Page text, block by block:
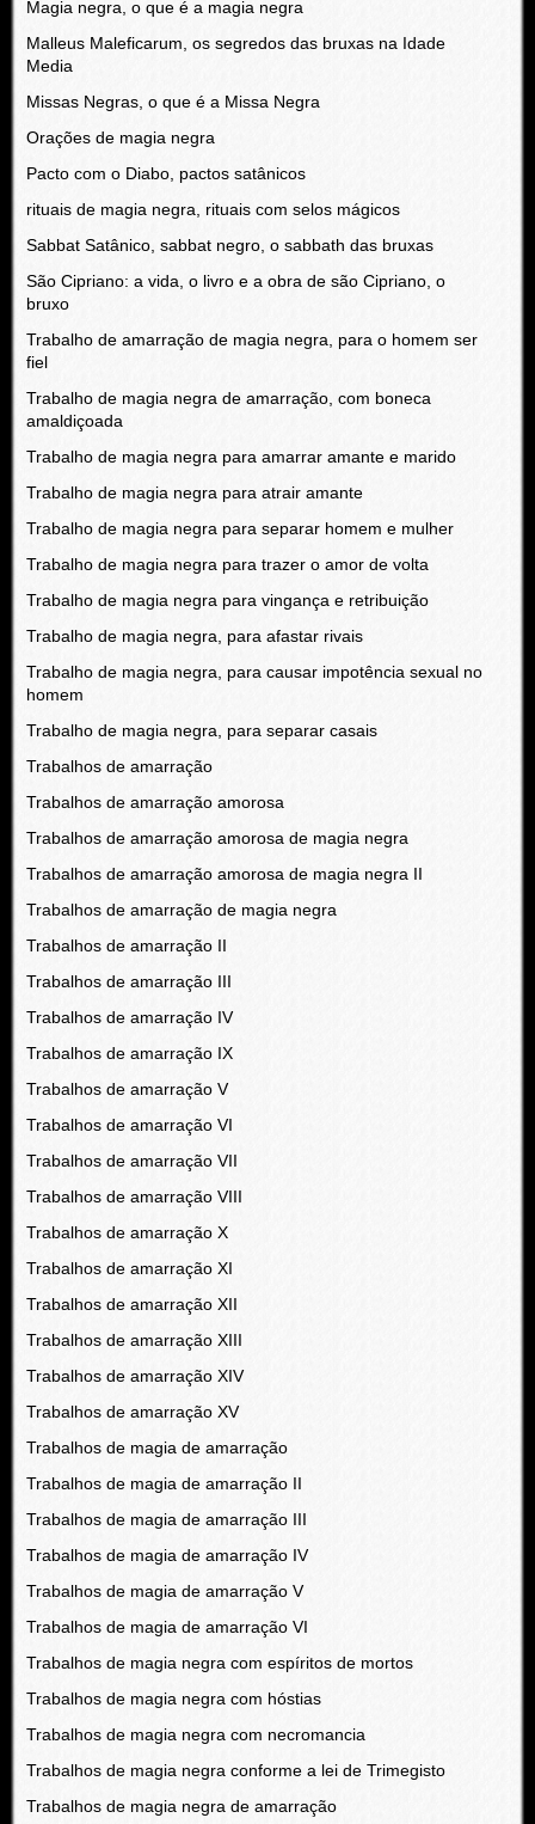
Magia negra, o que é a magia negra
Malleus Maleficarum, os segredos das bruxas na Idade
Media
Missas Negras, o que é a Missa Negra
Orações de magia negra
Pacto com o Diabo, pactos satânicos
rituais de magia negra, rituais com selos mágicos
Sabbat Satânico, sabbat negro, o sabbath das bruxas
São Cipriano: a vida, o livro e a obra de são Cipriano, o
bruxo
Trabalho de amarração de magia negra, para o homem ser
fiel
Trabalho de magia negra de amarração, com boneca
amaldiçoada
Trabalho de magia negra para amarrar amante e marido
Trabalho de magia negra para atrair amante
Trabalho de magia negra para separar homem e mulher
Trabalho de magia negra para trazer o amor de volta
Trabalho de magia negra para vingança e retribuição
Trabalho de magia negra, para afastar rivais
Trabalho de magia negra, para causar impotência sexual no
homem
Trabalho de magia negra, para separar casais
Trabalhos de amarração
Trabalhos de amarração amorosa
Trabalhos de amarração amorosa de magia negra
Trabalhos de amarração amorosa de magia negra II
Trabalhos de amarração de magia negra
Trabalhos de amarração II
Trabalhos de amarração III
Trabalhos de amarração IV
Trabalhos de amarração IX
Trabalhos de amarração V
Trabalhos de amarração VI
Trabalhos de amarração VII
Trabalhos de amarração VIII
Trabalhos de amarração X
Trabalhos de amarração XI
Trabalhos de amarração XII
Trabalhos de amarração XIII
Trabalhos de amarração XIV
Trabalhos de amarração XV
Trabalhos de magia de amarração
Trabalhos de magia de amarração II
Trabalhos de magia de amarração III
Trabalhos de magia de amarração IV
Trabalhos de magia de amarração V
Trabalhos de magia de amarração VI
Trabalhos de magia negra com espíritos de mortos
Trabalhos de magia negra com hóstias
Trabalhos de magia negra com necromancia
Trabalhos de magia negra conforme a lei de Trimegisto
Trabalhos de magia negra de amarração